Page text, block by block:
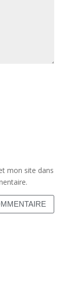
mon site dans